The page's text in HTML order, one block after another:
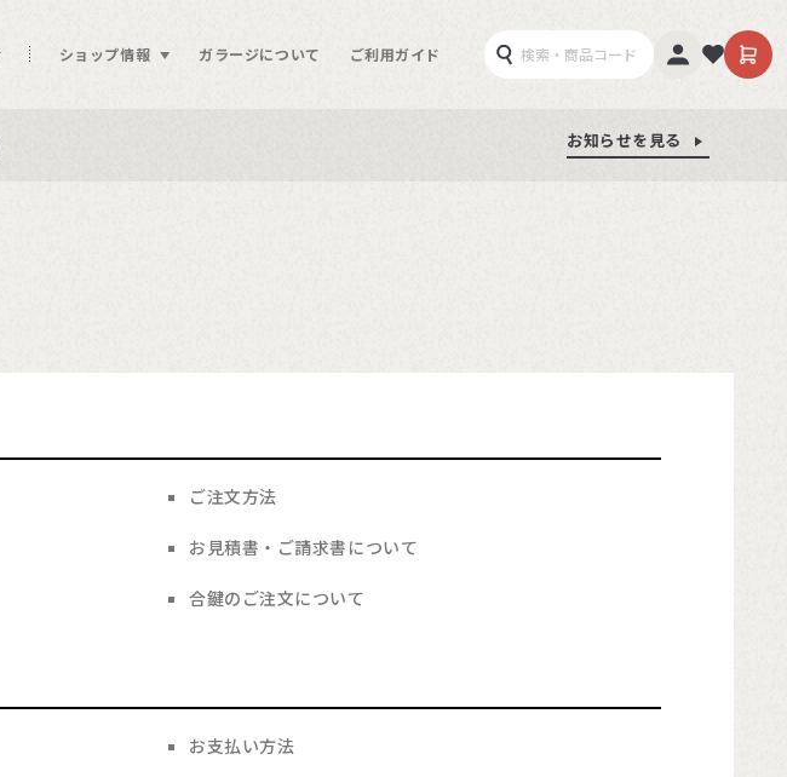
ショップ情報 ガラージについて ご利用ガイド
お知らせを見る
お知らせを見る
お知らせを見る
ご注文方法
お見積書・ご請求書について
合鍵のご注文について
お支払い方法